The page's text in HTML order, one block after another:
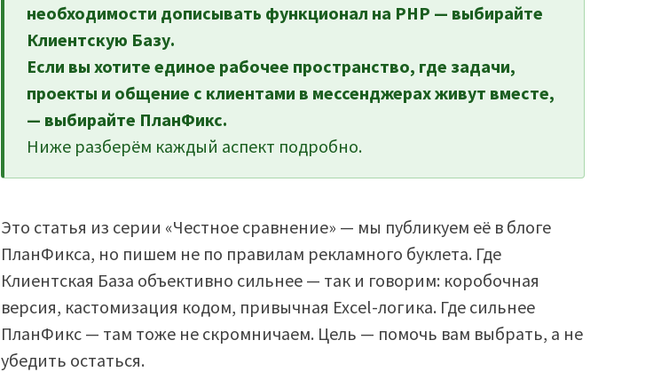
необходимости дописывать функционал на PHP — выбирайте
Клиентскую Базу.
Если вы хотите единое рабочее пространство, где задачи,
проекты и общение с клиентами в мессенджерах живут вместе,
— выбирайте ПланФикс.
Ниже разберём каждый аспект подробно.
Это статья из серии «Честное сравнение» — мы публикуем её в блоге
ПланФикса, но пишем не по правилам рекламного буклета. Где
Клиентская База объективно сильнее — так и говорим: коробочная
версия, кастомизация кодом, привычная Excel-логика. Где сильнее
ПланФикс — там тоже не скромничаем. Цель — помочь вам выбрать, а не
убедить остаться.